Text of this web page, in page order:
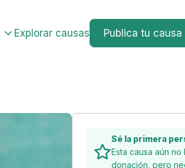
Explorar causas Publica tu causa
Sé la primera
Esta causa aún
donación, pero